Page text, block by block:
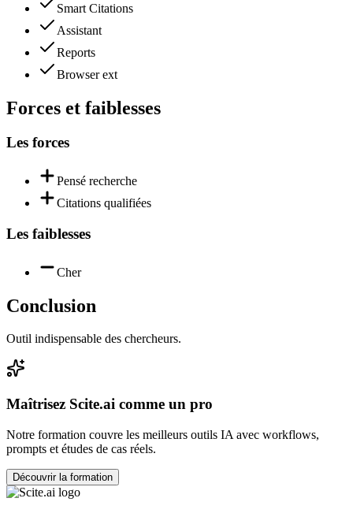
Smart Citations
Assistant
Reports
Browser ext
Forces et faiblesses
Les forces
Pensé recherche
Citations qualifiées
Les faiblesses
Cher
Conclusion
Outil indispensable des chercheurs.
Maîtrisez Scite.ai comme un pro
Notre formation couvre les meilleurs outils IA avec workflows,
prompts et études de cas réels.
Découvrir la formation